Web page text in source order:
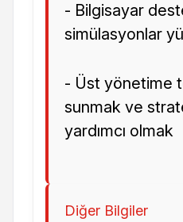
- Bilgisayar
simülasyonlar
- Üst yönetime
sunmak ve
yardımcı olmak
Diğer Bilgiler